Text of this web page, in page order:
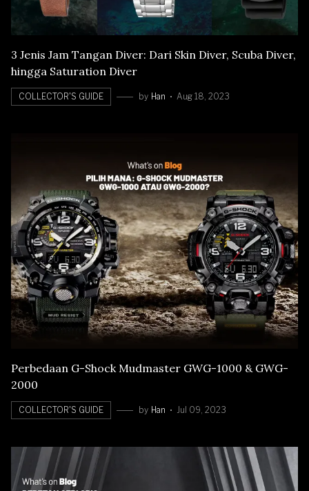
3 Jenis Jam Tangan Diver: Dari Skin Diver, Scuba Diver,
hingga Saturation Diver
COLLECTOR'S GUIDE by Han Aug 18, 2023
Perbedaan G-Shock Mudmaster GWG-1000 & GWG-
2000
COLLECTOR'S GUIDE by Han Jul 09, 2023